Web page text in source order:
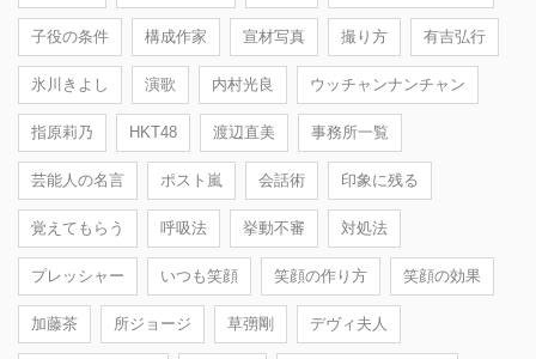
子役の条件 構成作家 宣材写真 撮り方 有吉弘行
氷川きよし 演歌 内村光良 ウッチャンナンチャン
指原莉乃 HKT48 渡辺直美 事務所一覧
芸能人の名言 ポスト嵐 会話術 印象に残る
覚えてもらう 呼吸法 挙動不審 対処法
プレッシャー いつも笑顔 笑顔の作り方 笑顔の効果
加藤茶 所ジョージ 草彅剛 デヴィ夫人